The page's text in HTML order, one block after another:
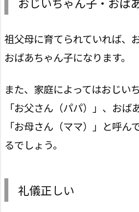
祖父母に育てられていれば、
おばあちゃん子になります。
また、家庭によってはおじい
「お父さん（パパ）」、おば
「お母さん（ママ）」と呼ん
るでしょう。
礼儀正しい